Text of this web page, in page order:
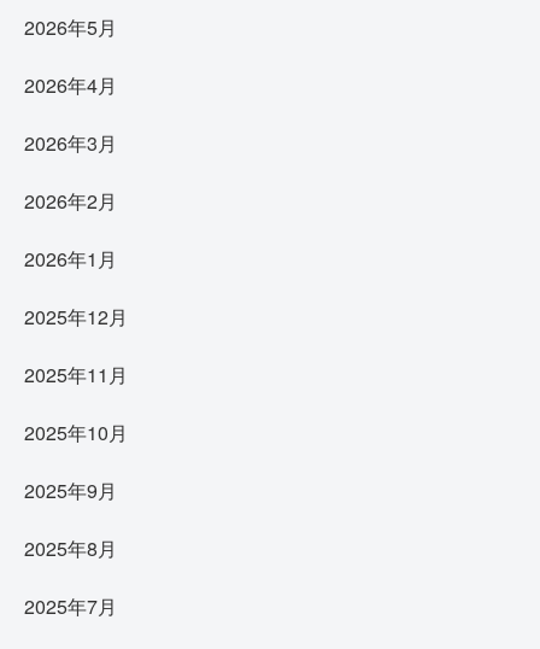
2026年5月
2026年4月
2026年3月
2026年2月
2026年1月
2025年12月
2025年11月
2025年10月
2025年9月
2025年8月
2025年7月